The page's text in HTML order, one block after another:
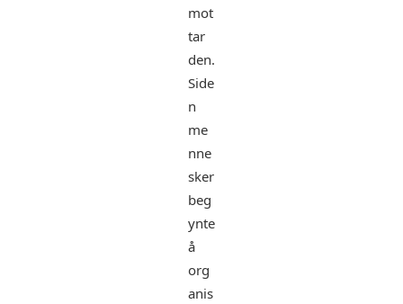
mot
tar
den.
Side
n
me
nne
sker
beg
ynte
å
org
anis